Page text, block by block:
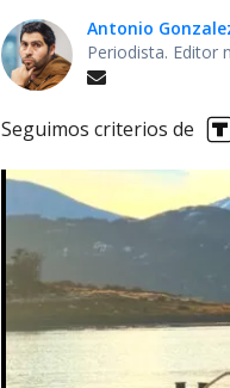
Antonio
Periodista. Editor
Seguimos criterios de